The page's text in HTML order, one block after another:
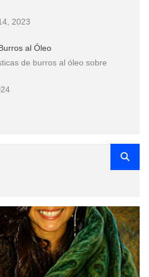
2023
al Óleo
de burros al óleo sobre